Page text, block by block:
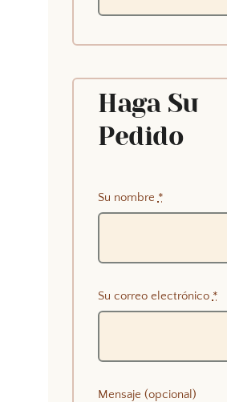
Haga Su
Pedido
Su nombre *
Su correo electrónico *
Mensaje (opcional)